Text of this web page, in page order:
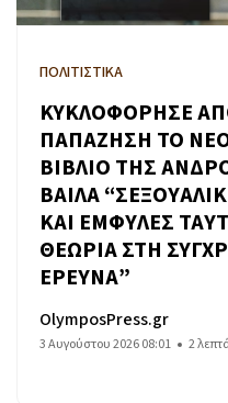
ΠΟΛΙΤΙΣΤΙΚΑ
ΚΥΚΛΟΦΟΡΗΣΕ
ΠΑΠΑΖΗΣΗ ΤΟ
ΒΙΒΛΙΟ ΤΗΣ
ΒΑΙΛΑ
ΚΑΙ ΕΜΦΥΛΕΣ
ΘΕΩΡΙΑ ΣΤΗ
ΕΡΕΥΝΑ”
OlymposPress.gr
3 Αυγούστου 2026 08:01 2